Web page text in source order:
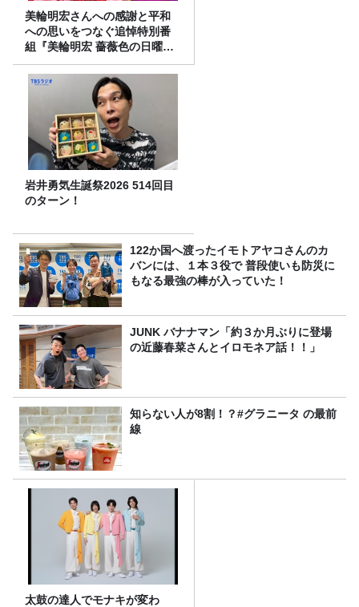
美輪明宏さんへの感謝と平和
への思いをつなぐ追悼特別番
組『美輪明宏 薔薇色の日曜日
～ごきげんよう、ルンルン
～』8/9（日）16時放送
岩井勇気生誕祭2026 514回目
のターン！
122か国へ渡ったイモトアヤコさんのカ
バンには、１本３役で 普段使いも防災に
もなる最強の棒が入っていた！
JUNK バナナマン「約３か月ぶりに登場
の近藤春菜さんとイロモネア話！！」
知らない人が8割！？#グラニータ の最前
線
太鼓の達人でモナキが変わ